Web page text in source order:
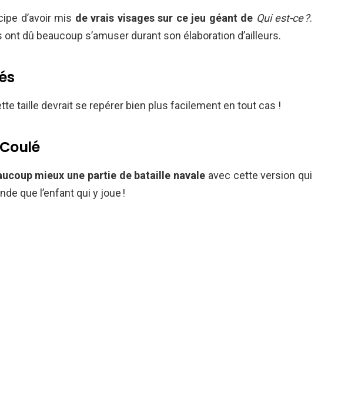
d’avoir mis de vrais visages sur ce jeu géant de Qui est-ce ?.
dû beaucoup s’amuser durant son élaboration d’ailleurs.
taille devrait se repérer bien plus facilement en tout cas !
mieux une partie de bataille navale avec cette version qui
que l’enfant qui y joue !